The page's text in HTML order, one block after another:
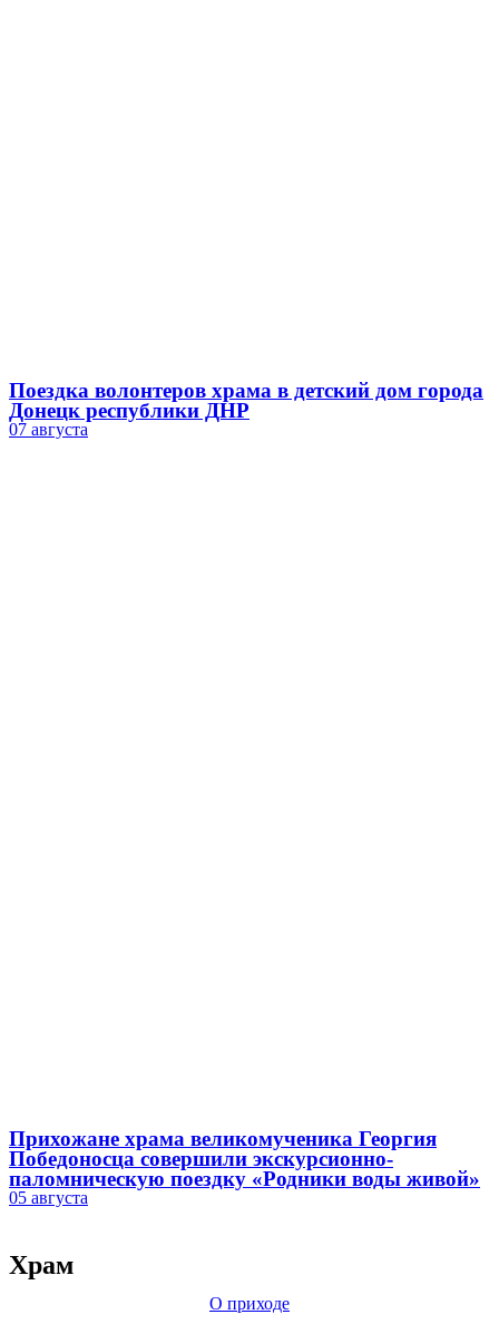
Поездка волонтеров храма в детский дом города
Донецк республики ДНР
07 августа
Прихожане храма великомученика Георгия
Победоносца совершили экскурсионно-
паломническую поездку «Родники воды живой»
05 августа
Храм
О приходе